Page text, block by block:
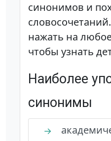
синонимов и
нажать на
чтобы узнать
Наиболее
синонимы
→